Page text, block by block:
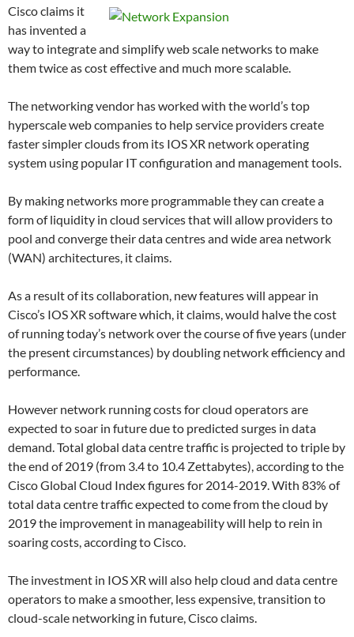
Cisco claims it
has invented a
way to integrate and simplify web scale networks to make
them twice as cost effective and much more scalable.
The networking vendor has worked with the world’s top
hyperscale web companies to help service providers create
faster simpler clouds from its IOS XR network operating
system using popular IT configuration and management tools.
By making networks more programmable they can create a
form of liquidity in cloud services that will allow providers to
pool and converge their data centres and wide area network
(WAN) architectures, it claims.
As a result of its collaboration, new features will appear in
Cisco’s IOS XR software which, it claims, would halve the cost
of running today’s network over the course of five years (under
the present circumstances) by doubling network efficiency and
performance.
However network running costs for cloud operators are
expected to soar in future due to predicted surges in data
demand. Total global data centre traffic is projected to triple by
the end of 2019 (from 3.4 to 10.4 Zettabytes), according to the
Cisco Global Cloud Index figures for 2014-2019. With 83% of
total data centre traffic expected to come from the cloud by
2019 the improvement in manageability will help to rein in
soaring costs, according to Cisco.
The investment in IOS XR will also help cloud and data centre
operators to make a smoother, less expensive, transition to
cloud-scale networking in future, Cisco claims.